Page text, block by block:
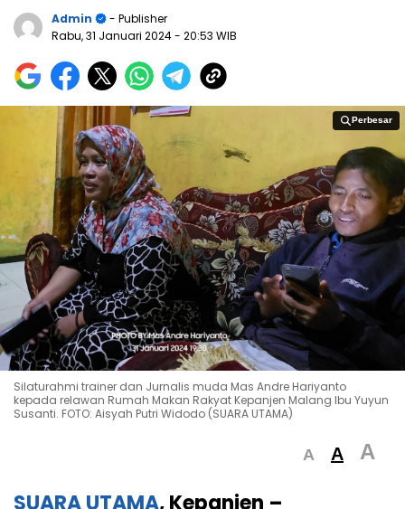
Admin
- Publisher
Rabu, 31 Januari 2024- 20:53 WIB
Perbesar
Perbesar
Silaturahmi trainer dan Jurnalis muda Mas Andre Hariyanto
kepada relawan Rumah Makan Rakyat Kepanjen Malang Ibu Yuyun
Susanti. FOTO: Aisyah Putri Widodo (SUARA UTAMA)
A A A
SUARA UTAMA, Kepanjen –